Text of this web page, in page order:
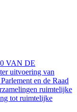
VAN DE
uitvoering van
en de Raad
ruimtelijke
tot ruimtelijke